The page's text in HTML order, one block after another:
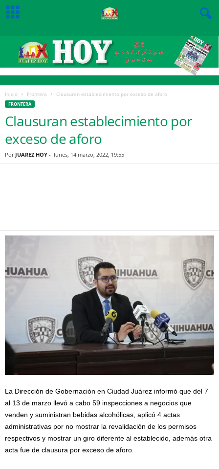
Inicio Frontera Clausuran establecimiento por exceso de aforo
FRONTERA
Clausuran establecimiento por
exceso de aforo
Por JUAREZ HOY - lunes, 14 marzo, 2022, 19:55
La Dirección de Gobernación en Ciudad Juárez informó que del 7
al 13 de marzo llevó a cabo 59 inspecciones a negocios que
venden y suministran bebidas alcohólicas, aplicó 4 actas
administrativas por no mostrar la revalidación de los permisos
respectivos y mostrar un giro diferente al establecido, además otra
acta fue de clausura por exceso de aforo.